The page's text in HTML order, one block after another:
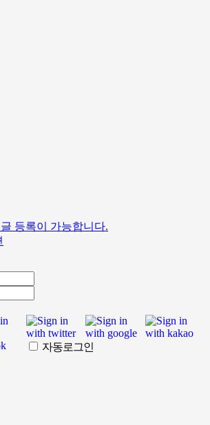
등록이 가능합니다.
자동로그인